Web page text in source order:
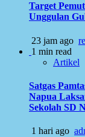
Target
Unggulan
23 jam ago
1 min read
Artikel
Satgas
Napua
Sekolah SD
1 hari ago